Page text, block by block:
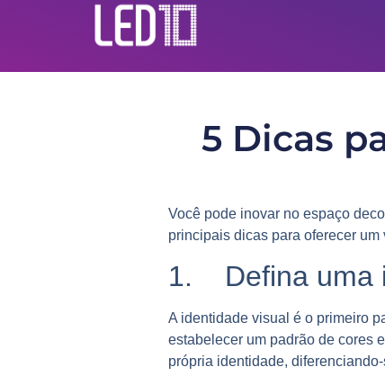
5 Dicas
Você pode inovar no espaço
principais dicas para oferecer
1. Defina uma
A identidade visual é o primeiro
estabelecer um padrão de cores
própria identidade,